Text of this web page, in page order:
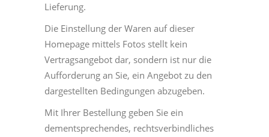
Lieferung.
Die Einstellung der Waren auf dieser
Homepage mittels Fotos stellt kein
Vertragsangebot dar, sondern ist nur die
Aufforderung an Sie, ein Angebot zu den
dargestellten Bedingungen abzugeben.
Mit Ihrer Bestellung geben Sie ein
dementsprechendes, rechtsverbindliches